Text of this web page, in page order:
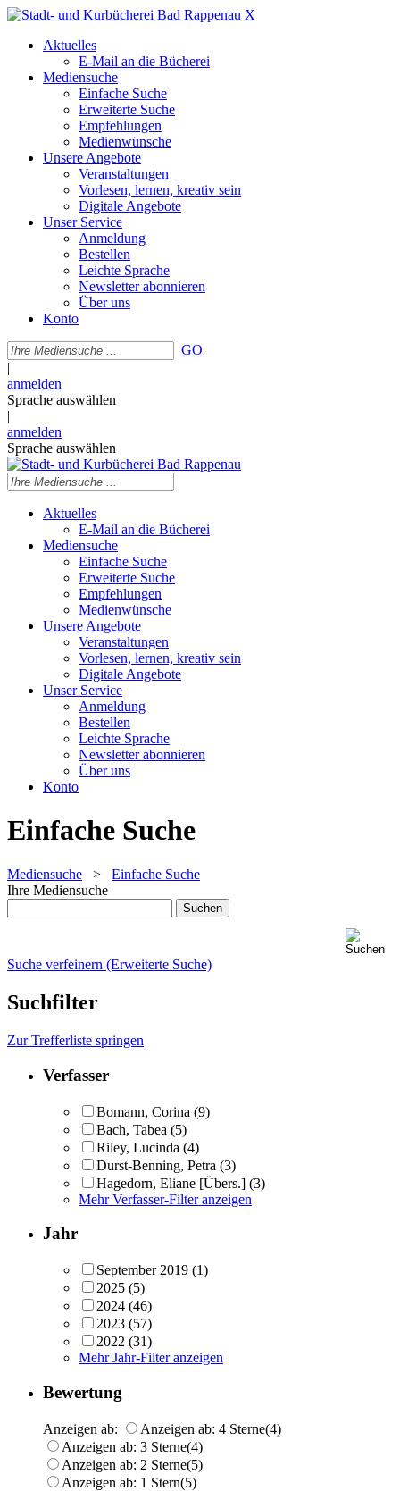
X
Aktuelles
E-Mail an die Bücherei
Mediensuche
Einfache Suche
Erweiterte Suche
Empfehlungen
Medienwünsche
Unsere Angebote
Veranstaltungen
Vorlesen, lernen, kreativ sein
Digitale Angebote
Unser Service
Anmeldung
Bestellen
Leichte Sprache
Newsletter abonnieren
Über uns
Konto
GO
|
anmelden
Sprache auswählen
|
anmelden
Sprache auswählen
Aktuelles
E-Mail an die Bücherei
Mediensuche
Einfache Suche
Erweiterte Suche
Empfehlungen
Medienwünsche
Unsere Angebote
Veranstaltungen
Vorlesen, lernen, kreativ sein
Digitale Angebote
Unser Service
Anmeldung
Bestellen
Leichte Sprache
Newsletter abonnieren
Über uns
Konto
Einfache Suche
Mediensuche > Einfache Suche
Ihre Mediensuche
Suche verfeinern (Erweiterte Suche)
Suchfilter
Zur Trefferliste springen
Verfasser
Bomann, Corina (9)
Bach, Tabea (5)
Riley, Lucinda (4)
Durst-Benning, Petra (3)
Hagedorn, Eliane [Übers.] (3)
Mehr Verfasser-Filter anzeigen
Jahr
September 2019 (1)
2025 (5)
2024 (46)
2023 (57)
2022 (31)
Mehr Jahr-Filter anzeigen
Bewertung
Anzeigen ab: Anzeigen ab: 4 Sterne(4)
Anzeigen ab: 3 Sterne(4)
Anzeigen ab: 2 Sterne(5)
Anzeigen ab: 1 Stern(5)